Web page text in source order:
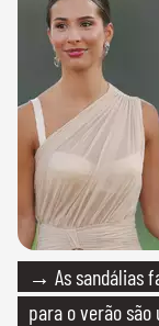
→ As sandálias
para o verão